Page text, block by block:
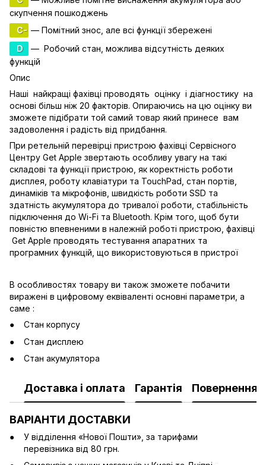
скупчення пошкоджень
C- — Помітний знос, але всі функції збережені
D
— Робочий стан, можлива відсутність деяких
функцій
Опис
Наші найкращі фахівці проводять оцінку і діагностику на
основі більш ніж 20 факторів. Опираючись на цю оцінку ви
зможете підібрати той самий товар який принесе вам
задоволення і радість від придбання.
При ретельній перевірці пристрою фахівці Сервісного
Центру Get Apple звертають особливу увагу на такі
складові та функції пристрою, як коректність роботи
дисплея, роботу клавіатури та TouchPad, стан портів,
динаміків та мікрофонів, швидкість роботи SSD та
здатність акумулятора до тривалої роботи, стабільність
підключення до Wi-Fi та Bluetooth. Крім того, щоб бути
повністю впевненими в належній роботі пристрою, фахівці
Get Apple проводять тестування апаратних та
програмних функцій, що використовуються в пристрої
В особливостях товару ви також зможете побачити
виражені в цифровому еквіваленті основні параметри, а
саме :
Стан корпусу
Стан дисплею
Стан акумулятора
Доставка і оплата Гарантія Повернення
ВАРІАНТИ ДОСТАВКИ
У відділення «Нової Пошти», за тарифами
перевізника від 80 грн.